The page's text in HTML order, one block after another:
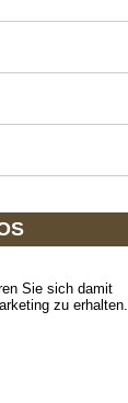
Sie sich damit
zu erhalten.